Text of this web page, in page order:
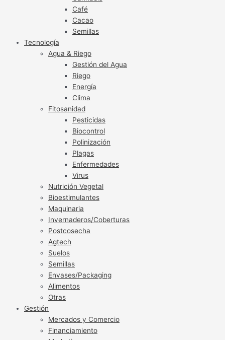
Café
Cacao
Semillas
Tecnología
Agua & Riego
Gestión del Agua
Riego
Energía
Clima
Fitosanidad
Pesticidas
Biocontrol
Polinización
Plagas
Enfermedades
Virus
Nutrición Vegetal
Bioestimulantes
Maquinaria
Invernaderos/Coberturas
Postcosecha
Agtech
Suelos
Semillas
Envases/Packaging
Alimentos
Otras
Gestión
Mercados y Comercio
Financiamiento